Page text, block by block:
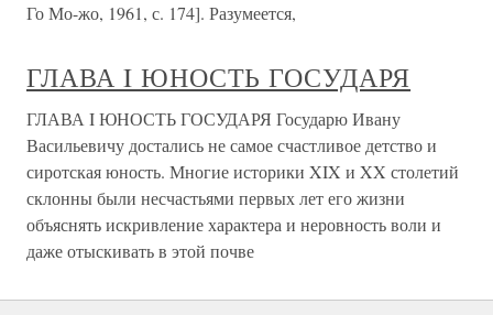
Го Мо-жо, 1961, с. 174]. Разумеется,
ГЛАВА I ЮНОСТЬ ГОСУДАРЯ
ГЛАВА I ЮНОСТЬ ГОСУДАРЯ Государю Ивану
Васильевичу достались не самое счастливое детство и
сиротская юность. Многие историки XIX и XX столетий
склонны были несчастьями первых лет его жизни
объяснять искривление характера и неровность воли и
даже отыскивать в этой почве